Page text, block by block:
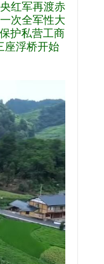
红军再渡赤
次全军性大
护私营工商
座浮桥开始